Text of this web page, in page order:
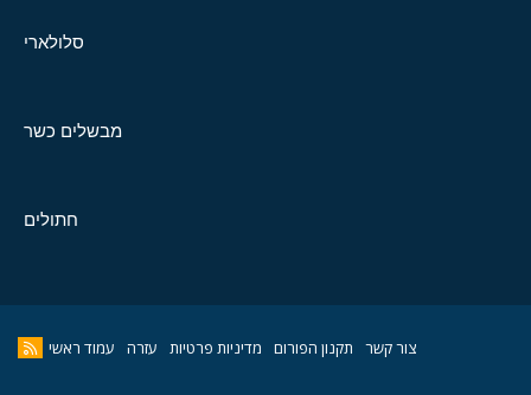
סלולארי
מבשלים כשר
חתולים
צור קשר תקנון הפורום מדיניות פרטיות עזרה עמוד ראשי